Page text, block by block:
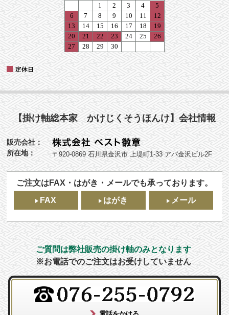
【掛け軸総本家 かけじくそうほんけ】会社情報
販売会社：
所在地：
〒920-0869 石川県金沢市 上堤町1-33 アパ金沢ビル2F
ご注文はFAX・はがき・メールでも承っております。
FAX
はがき メール
ご質問は弊社販売の掛け軸のみとなります
※お電話でのご注文はお受けしていません